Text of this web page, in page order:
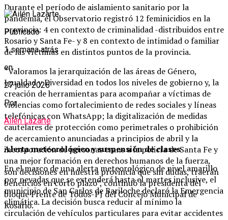
Durante el período de aislamiento sanitario por la
pandemia, el Observatorio registró 12 feminicidios en la
provincia: 4 en contexto de criminalidad -distribuidos entre
Rosario y Santa Fe- y 8 en contexto de intimidad o familiar
de las víctimas en distintos puntos de la provincia.
“Valoramos la jerarquización de las áreas de Género,
Igualdad y Diversidad en todos los niveles de gobierno y, la
creación de herramientas para acompañar a víctimas de
violencias como fortalecimiento de redes sociales y líneas
telefónicas con WhatsApp; la digitalización de medidas
cautelares de protección como perimetrales o prohibición
de acercamiento anunciadas a principios de abril y la
incorporación de personas trans a la policía de Santa Fe y
una mejor formación en derechos humanos de la fuerza,
son decisiones en nuestra provincia que sin dudas, traerán
beneficios en corto plazo”, continuó la presidenta del
bloque Frente de Todos-PJ del Concejo Municipal de
Rosario.
Publicado
1 semana atrás
en
27 julio 2026
Por
Ailén Lazarte
Alerta meteorológico y suspensión de clases
En el marco de una alerta meteorológico de nivel amarillo
por nevadas que se extenderá hasta el martes inclusive, el
municipio de San Carlos de Bariloche declaró la Emergencia
climática. La decisión busca reducir al mínimo la
circulación de vehículos particulares para evitar accidentes